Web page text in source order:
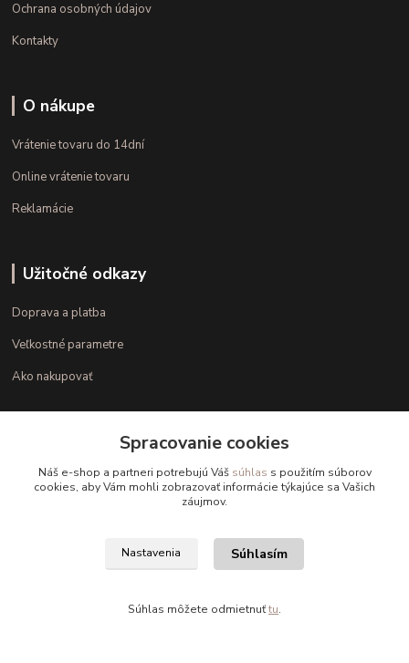
Ochrana osobných údajov
Kontakty
O nákupe
Vrátenie tovaru do 14dní
Online vrátenie tovaru
Reklamácie
Užitočné odkazy
Doprava a platba
Veľkostné parametre
Ako nakupovať
+421 948 126 423
Spracovanie cookies
Náš e-shop a partneri potrebujú Váš súhlas s použitím súborov
cookies, aby Vám mohli zobrazovať informácie týkajúce sa Vašich
záujmov.
Nastavenia Súhlasím
Súhlas môžete odmietnuťtu.